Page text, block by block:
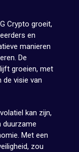
Crypto groeit,
en
manieren
De
groeien, met
visie van
kan zijn,
duurzame
Met een
zou